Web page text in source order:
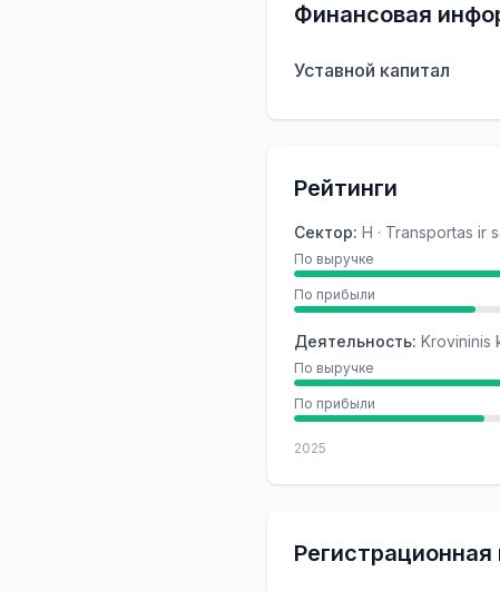
Финансовая
Уставной капитал
Рейтинги
Сектор: H · Transportas ir
По выручке
По прибыли
Деятельность: Krovininis
По выручке
По прибыли
2025